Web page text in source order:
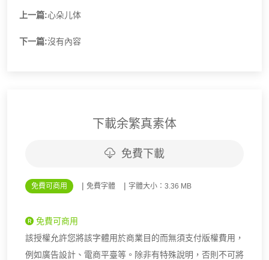
上一篇:心朵儿体
下一篇:沒有內容
下載余繁真素体
免費下載
免費可商用 | 免費字體 | 字體大小：3.36 MB
免費可商用
該授權允許您將該字體用於商業目的而無須支付版權費用，
例如廣告設計、電商平臺等。除非有特殊說明，否則不可將